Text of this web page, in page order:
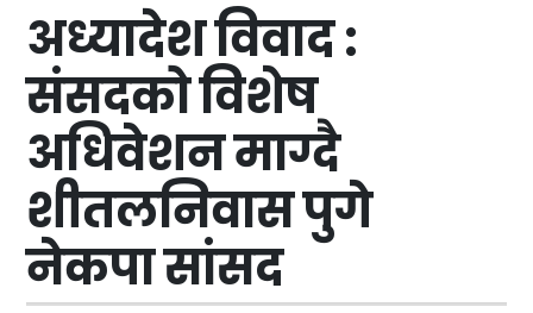
अध्यादेश विवाद :
संसदको विशेष
अधिवेशन माग्दै
शीतलनिवास पुगे
नेकपा सांसद